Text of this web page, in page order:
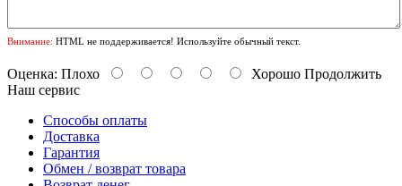
Внимание: HTML не поддерживается! Используйте обычный текст.
Оценка: Плохо Хорошо Продолжить
Наш сервис
Способы оплаты
Доставка
Гарантия
Обмен / возврат товара